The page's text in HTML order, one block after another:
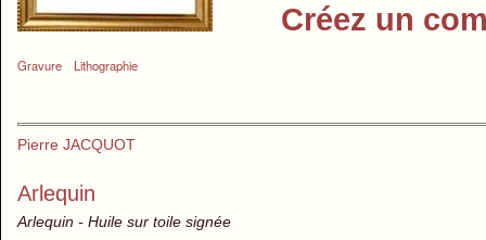
Gravure Lithographie
Créez un
Pierre JACQUOT
Arlequin
Arlequin - Huile sur toile signée